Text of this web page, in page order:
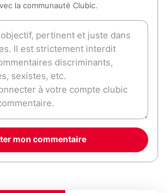
la communauté Clubic.
mon commentaire